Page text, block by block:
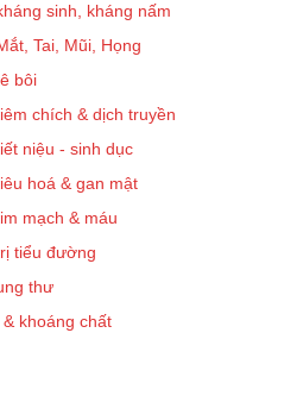
sinh, kháng nấm
Tai, Mũi, Họng
bôi
chích & dịch truyền
niệu - sinh dục
hoá & gan mật
mạch & máu
tiểu đường
thư
khoáng chất